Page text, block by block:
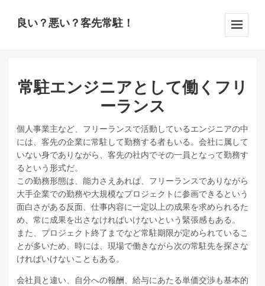
良い？悪い？客先常駐！
常駐エンジニアとして働くフリ
ーランス
個人事業主など、フリーランスで活動しているエンジニアの中
には、客先の企業に常駐して勤務する者もいる。会社に属して
いない身でありながら、客先の社内でその一員となって勤務す
るという形式だ。
この勤務形態は、能力さえあれば、フリーランスでありながら
大手企業での勤務や大規模なプロジェクトに参画できるという
面白さがある反面、仕事内容に一定以上の成果を求められるた
め、常に成果を出さなければいけないという緊張感もある。
また、プロジェクト終了までなど常駐期限が定められているこ
とが多いため、時には、現場で働きながら次の常駐先を探さな
ければいけないこともある。
会社員と違い、自分への報酬、給与にあたる単価交渉も基本的